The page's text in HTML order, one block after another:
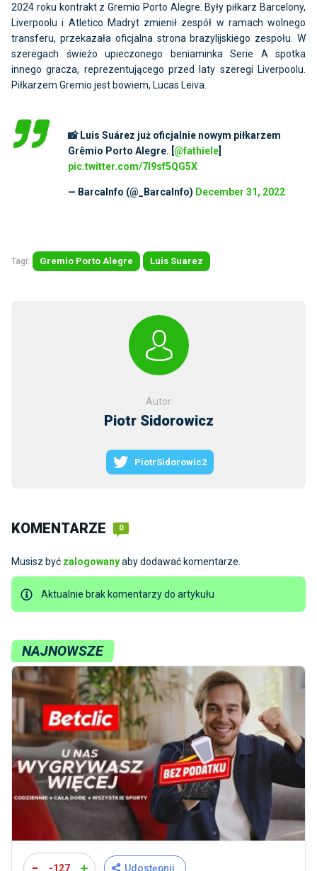
2024 roku kontrakt z Gremio Porto Alegre. Były piłkarz Barcelony,
Liverpoolu i Atletico Madryt zmienił zespół w ramach wolnego
transferu, przekazała oficjalna strona brazylijskiego zespołu. W
szeregach świeżo upieczonego beniaminka Serie A spotka
innego gracza, reprezentującego przed laty szeregi Liverpoolu.
Piłkarzem Gremio jest bowiem, Lucas Leiva.
📸 Luis Suárez już oficjalnie nowym piłkarzem
Grêmio Porto Alegre. [ @fathiele
pic.twitter.com/7l9sf5QG5X
— BarcaInfo (@_BarcaInfo) December 31, 2022
Tagi: Gremio Porto Alegre Luis Suarez
Autor
Piotr Sidorowicz
PiotrSidorowic2
KOMENTARZE 0
Musisz być zalogowanyaby dodawać komentarze.
Aktualnie brak komentarzy do artykułu
NAJNOWSZE
-127 Udostępnij